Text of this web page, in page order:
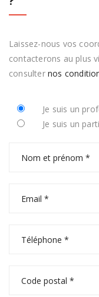
Laissez-nous vos
contacterons au plus
consulter nos
Je suis un
Je suis un